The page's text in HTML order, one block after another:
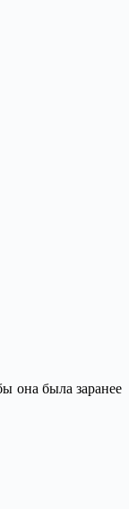
она была заранее